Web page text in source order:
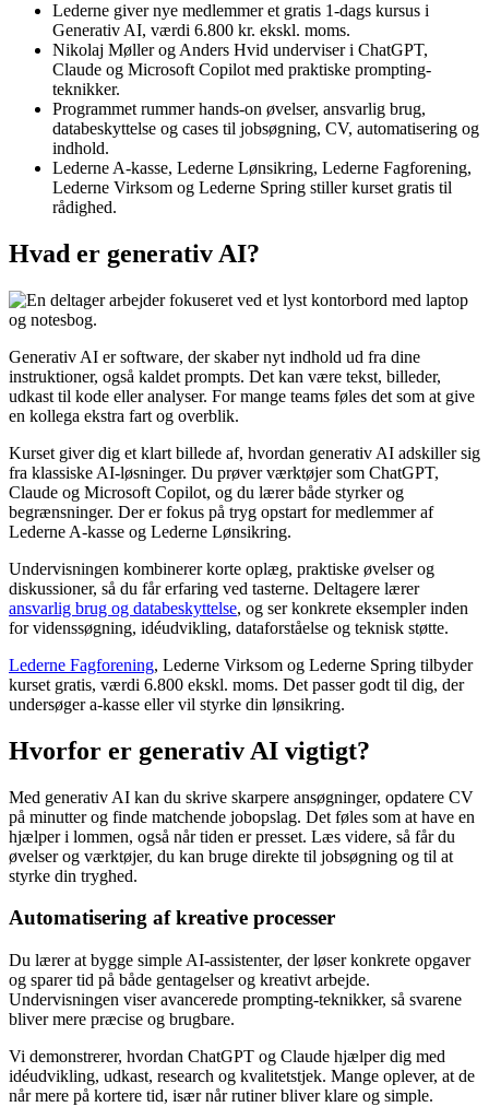
Lederne giver nye medlemmer et gratis 1-dags kursus i
Generativ AI, værdi 6.800 kr. ekskl. moms.
Nikolaj Møller og Anders Hvid underviser i ChatGPT,
Claude og Microsoft Copilot med praktiske prompting-
teknikker.
Programmet rummer hands-on øvelser, ansvarlig brug,
databeskyttelse og cases til jobsøgning, CV, automatisering og
indhold.
Lederne A-kasse, Lederne Lønsikring, Lederne Fagforening,
Lederne Virksom og Lederne Spring stiller kurset gratis til
rådighed.
Hvad er generativ AI?
Generativ AI er software, der skaber nyt indhold ud fra dine
instruktioner, også kaldet prompts. Det kan være tekst, billeder,
udkast til kode eller analyser. For mange teams føles det som at give
en kollega ekstra fart og overblik.
Kurset giver dig et klart billede af, hvordan generativ AI adskiller sig
fra klassiske AI-løsninger. Du prøver værktøjer som ChatGPT,
Claude og Microsoft Copilot, og du lærer både styrker og
begrænsninger. Der er fokus på tryg opstart for medlemmer af
Lederne A-kasse og Lederne Lønsikring.
Undervisningen kombinerer korte oplæg, praktiske øvelser og
diskussioner, så du får erfaring ved tasterne. Deltagere lærer
ansvarlig brug og databeskyttelse, og ser konkrete eksempler inden
for videnssøgning, idéudvikling, dataforståelse og teknisk støtte.
Lederne Fagforening, Lederne Virksom og Lederne Spring tilbyder
kurset gratis, værdi 6.800 ekskl. moms. Det passer godt til dig, der
undersøger a-kasse eller vil styrke din lønsikring.
Hvorfor er generativ AI vigtigt?
Med generativ AI kan du skrive skarpere ansøgninger, opdatere CV
på minutter og finde matchende jobopslag. Det føles som at have en
hjælper i lommen, også når tiden er presset. Læs videre, så får du
øvelser og værktøjer, du kan bruge direkte til jobsøgning og til at
styrke din tryghed.
Automatisering af kreative processer
Du lærer at bygge simple AI-assistenter, der løser konkrete opgaver
og sparer tid på både gentagelser og kreativt arbejde.
Undervisningen viser avancerede prompting-teknikker, så svarene
bliver mere præcise og brugbare.
Vi demonstrerer, hvordan ChatGPT og Claude hjælper dig med
idéudvikling, udkast, research og kvalitetstjek. Mange oplever, at de
når mere på kortere tid, især når rutiner bliver klare og simple.